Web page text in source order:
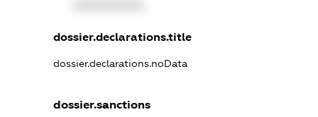
dossier.declarations.title
dossier.declarations.noData
dossier.sanctions